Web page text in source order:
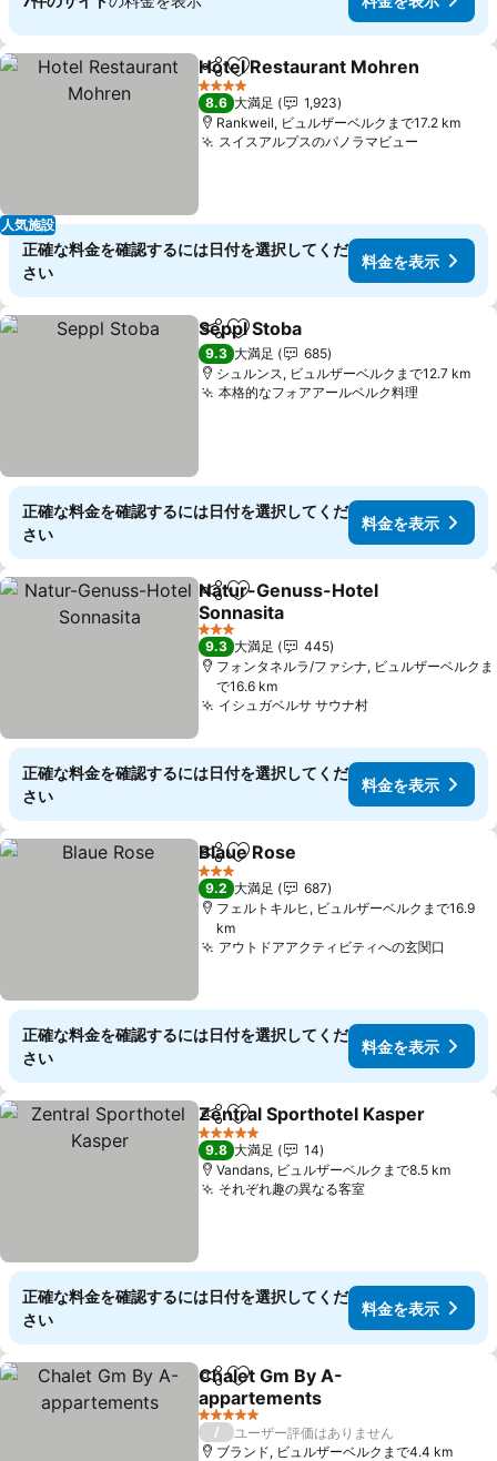
人気施設
シェアお気に入りに追加
Hotel Restaurant Mohren
4 ホテルのランク
8.6 大満足
1,923
Rankweil, ビュルザーベルクまで17.2 km
スイスアルプスのパノラマビュー
正確な料金を確認するには日付を選択してくだ
さい
料金を表示
シェアお気に入りに追加
Seppl Stoba
9.3 大満足
685
シュルンス, ビュルザーベルクまで12.7 km
本格的なフォアアールベルク料理料金を表
正確な料金を確認するには日付を選択してくだ
さい
料金を表示
シェアお気に入りに追加
Natur-Genuss-Hotel
Sonnasita
料金を表示
3 ホテルのランク
9.3 大満足
445
フォンタネルラ/ファシナ, ビュルザーベルクま
で16.6 km
イシュガベルサ サウナ村料金を表示
正確な料金を確認するには日付を選択してくだ
さい
料金を表示
シェアお気に入りに追加
Blaue Rose
3 ホテルのランク
9.2 大満足
687
フェルトキルヒ, ビュルザーベルクまで16.9
km
アウトドアアクティビティへの玄関口
正確な料金を確認するには日付を選択してくだ
さい
料金を表示
シェアお気に入りに追加
Zentral Sporthotel Kasper
5 ホテルのランク
9.8 大満足
14
Vandans, ビュルザーベルクまで8.5 km
それぞれ趣の異なる客室料金を表示
正確な料金を確認するには日付を選択してくだ
さい
料金を表示
シェアお気に入りに追加
Chalet Gm By A-
appartements
料金を表示
5 ホテルのランク
/
ユーザー評価はありません
ブランド, ビュルザーベルクまで4.4 km